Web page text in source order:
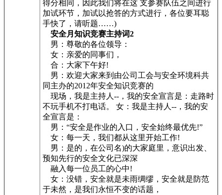
得分相同，因此我们将在这 支参赛队伍之间进行
加试环节，加试以抢答的方式进行，各位要耳聪
手快了，请听题……)
安全月知识竞赛主持词2
男：尊敬的各位领导：
女：亲爱的同事们，
合：大家下午好!
男：欢迎大家来到由公司工会与安全环境科共
同主办的2012年安全知识竞赛的
现场，我是主持人--，我的安全宣言是：走路时
不玩手机不打电话。 女：我是主持人--，我的安
全宣言是：
男：“安全是作业的入口，安全始终最优先!”
女：每一天，我们都从这里开始工作!
男：是的，在公司名)的大家庭里，意识出发、
预知先行的安全文化已深深
融入每一位员工的心中!
女：没错，安全就是未雨绸缪，安全就是防范
于未然，是我们永恒不变的话题，